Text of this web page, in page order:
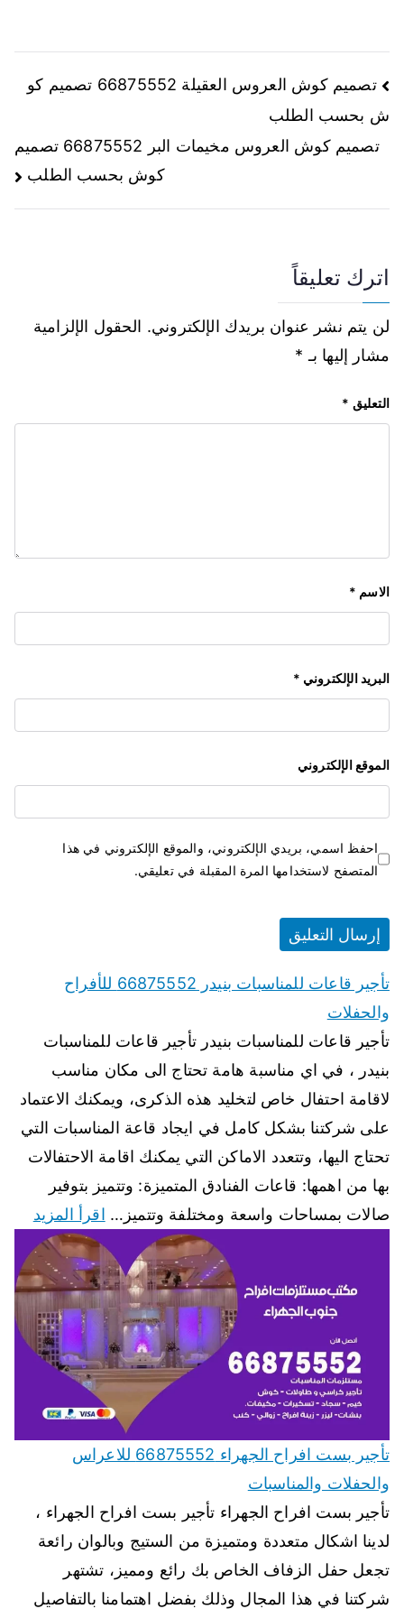
تصميم كوش العروس العقيلة 66875552 تصميم كو
ش بحسب الطلب
تصميم كوش العروس مخيمات البر 66875552 تصميم
كوش بحسب الطلب
اترك تعليقاً
لن يتم نشر عنوان بريدك الإلكتروني. الحقول الإلزامية
مشار إليها بـ *
التعليق *
الاسم *
البريد الإلكتروني *
الموقع الإلكتروني
احفظ اسمي، بريدي الإلكتروني، والموقع الإلكتروني في هذا
المتصفح لاستخدامها المرة المقبلة في تعليقي.
تأجير قاعات للمناسبات بنيدر 66875552 للأفراح
والحفلات
تأجير قاعات للمناسبات بنيدر تأجير قاعات للمناسبات
بنيدر ، في اي مناسبة هامة تحتاج الى مكان مناسب
لاقامة احتفال خاص لتخليد هذه الذكرى، ويمكنك الاعتماد
على شركتنا بشكل كامل في ايجاد قاعة المناسبات التي
تحتاج اليها، وتتعدد الاماكن التي يمكنك اقامة الاحتفالات
بها من اهمها: قاعات الفنادق المتميزة: وتتميز بتوفير
صالات بمساحات واسعة ومختلفة وتتميز… اقرأ المزيد
تأجير بست افراح الجهراء 66875552 للاعراس
والحفلات والمناسبات
تأجير بست افراح الجهراء تأجير بست افراح الجهراء ،
لدينا اشكال متعددة ومتميزة من الستيج وبالوان رائعة
تجعل حفل الزفاف الخاص بك رائع ومميز، تشتهر
شركتنا في هذا المجال وذلك بفضل اهتمامنا بالتفاصيل